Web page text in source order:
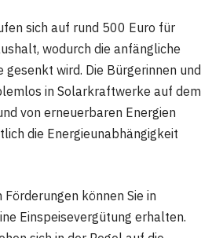
sich auf rund 500 Euro für
wodurch die anfängliche
wird. Die Bürgerinnen und
in Solarkraftwerke auf dem
von erneuerbaren Energien
die Energieunabhängigkeit
können Sie in
Einspeisevergütung erhalten.